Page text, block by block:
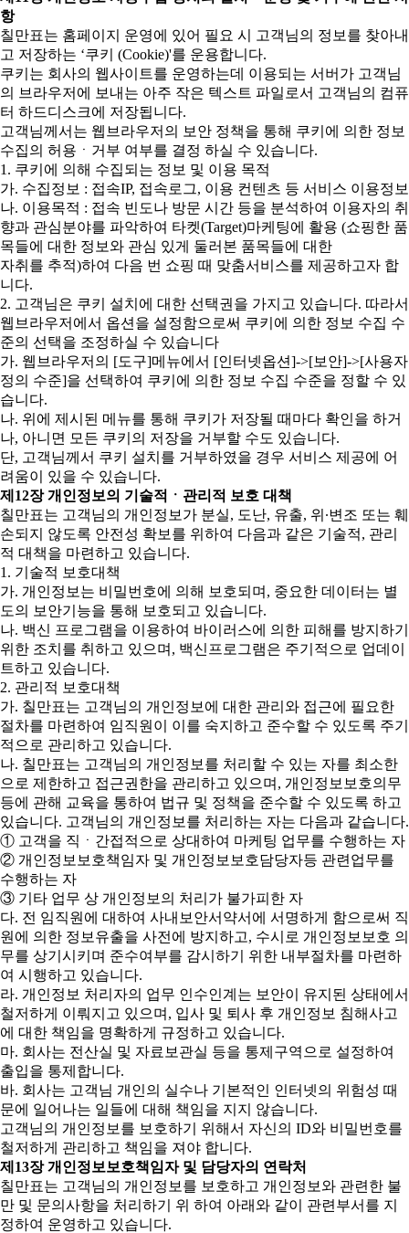
항
칠만표는 홈페이지 운영에 있어 필요 시 고객님의 정보를 찾아내
고 저장하는 ‘쿠키 (Cookie)'를 운용합니다.
쿠키는 회사의 웹사이트를 운영하는데 이용되는 서버가 고객님
의 브라우저에 보내는 아주 작은 텍스트 파일로서 고객님의 컴퓨
터 하드디스크에 저장됩니다.
고객님께서는 웹브라우저의 보안 정책을 통해 쿠키에 의한 정보
수집의 허용ㆍ거부 여부를 결정 하실 수 있습니다.
1. 쿠키에 의해 수집되는 정보 및 이용 목적
가. 수집정보 : 접속IP, 접속로그, 이용 컨텐츠 등 서비스 이용정보
나. 이용목적 : 접속 빈도나 방문 시간 등을 분석하여 이용자의 취
향과 관심분야를 파악하여 타켓(Target)마케팅에 활용 (쇼핑한 품
목들에 대한 정보와 관심 있게 둘러본 품목들에 대한
자취를 추적)하여 다음 번 쇼핑 때 맞춤서비스를 제공하고자 합
니다.
2. 고객님은 쿠키 설치에 대한 선택권을 가지고 있습니다. 따라서
웹브라우저에서 옵션을 설정함으로써 쿠키에 의한 정보 수집 수
준의 선택을 조정하실 수 있습니다
가. 웹브라우저의 [도구]메뉴에서 [인터넷옵션]->[보안]->[사용자
정의 수준]을 선택하여 쿠키에 의한 정보 수집 수준을 정할 수 있
습니다.
나. 위에 제시된 메뉴를 통해 쿠키가 저장될 때마다 확인을 하거
나, 아니면 모든 쿠키의 저장을 거부할 수도 있습니다.
단, 고객님께서 쿠키 설치를 거부하였을 경우 서비스 제공에 어
려움이 있을 수 있습니다.
제12장 개인정보의 기술적ㆍ관리적 보호 대책
칠만표는 고객님의 개인정보가 분실, 도난, 유출, 위∙변조 또는 훼
손되지 않도록 안전성 확보를 위하여 다음과 같은 기술적, 관리
적 대책을 마련하고 있습니다.
1. 기술적 보호대책
가. 개인정보는 비밀번호에 의해 보호되며, 중요한 데이터는 별
도의 보안기능을 통해 보호되고 있습니다.
나. 백신 프로그램을 이용하여 바이러스에 의한 피해를 방지하기
위한 조치를 취하고 있으며, 백신프로그램은 주기적으로 업데이
트하고 있습니다.
2. 관리적 보호대책
가. 칠만표는 고객님의 개인정보에 대한 관리와 접근에 필요한
절차를 마련하여 임직원이 이를 숙지하고 준수할 수 있도록 주기
적으로 관리하고 있습니다.
나. 칠만표는 고객님의 개인정보를 처리할 수 있는 자를 최소한
으로 제한하고 접근권한을 관리하고 있으며, 개인정보보호의무
등에 관해 교육을 통하여 법규 및 정책을 준수할 수 있도록 하고
있습니다. 고객님의 개인정보를 처리하는 자는 다음과 같습니다.
① 고객을 직ㆍ간접적으로 상대하여 마케팅 업무를 수행하는 자
② 개인정보보호책임자 및 개인정보보호담당자등 관련업무를
수행하는 자
③ 기타 업무 상 개인정보의 처리가 불가피한 자
다. 전 임직원에 대하여 사내보안서약서에 서명하게 함으로써 직
원에 의한 정보유출을 사전에 방지하고, 수시로 개인정보보호 의
무를 상기시키며 준수여부를 감시하기 위한 내부절차를 마련하
여 시행하고 있습니다.
라. 개인정보 처리자의 업무 인수인계는 보안이 유지된 상태에서
철저하게 이뤄지고 있으며, 입사 및 퇴사 후 개인정보 침해사고
에 대한 책임을 명확하게 규정하고 있습니다.
마. 회사는 전산실 및 자료보관실 등을 통제구역으로 설정하여
출입을 통제합니다.
바. 회사는 고객님 개인의 실수나 기본적인 인터넷의 위험성 때
문에 일어나는 일들에 대해 책임을 지지 않습니다.
고객님의 개인정보를 보호하기 위해서 자신의 ID와 비밀번호를
철저하게 관리하고 책임을 져야 합니다.
제13장 개인정보보호책임자 및 담당자의 연락처
칠만표는 고객님의 개인정보를 보호하고 개인정보와 관련한 불
만 및 문의사항을 처리하기 위 하여 아래와 같이 관련부서를 지
정하여 운영하고 있습니다.